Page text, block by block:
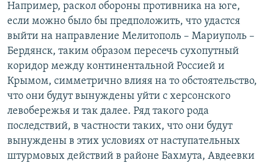
Например, раскол обороны противника на юге,
если можно было бы предположить, что удастся
выйти на направление Мелитополь – Мариуполь –
Бердянск, таким образом пересечь сухопутный
коридор между континентальной Россией и
Крымом, симметрично влияя на то обстоятельство,
что они будут вынуждены уйти с херсонского
левобережья и так далее. Ряд такого рода
последствий, в частности таких, что они будут
вынуждены в этих условиях от наступательных
штурмовых действий в районе Бахмута, Авдеевки